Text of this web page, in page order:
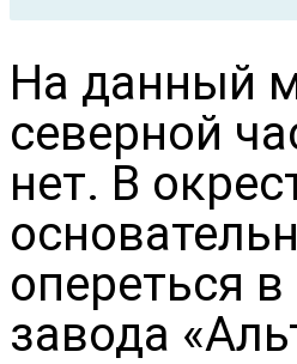
На данный
северной
нет. В
опереться
завода